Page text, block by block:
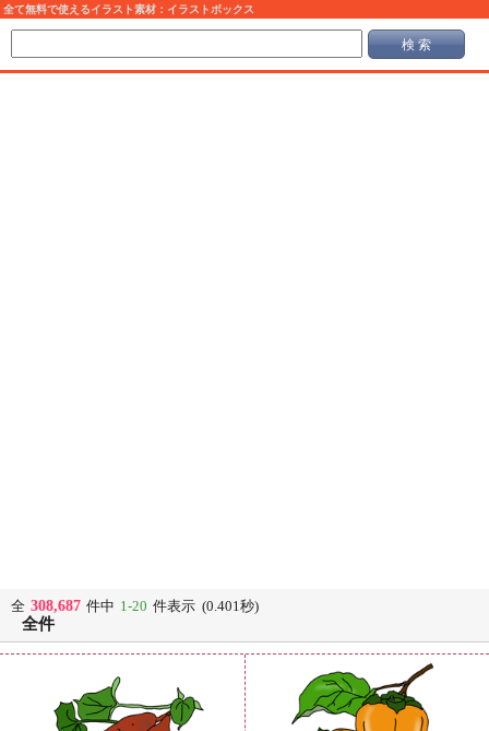
全て無料で使えるイラスト素材：イラストボックス
検 索
全 308,687 件中 1-20 件表示 (0.401秒)
全件